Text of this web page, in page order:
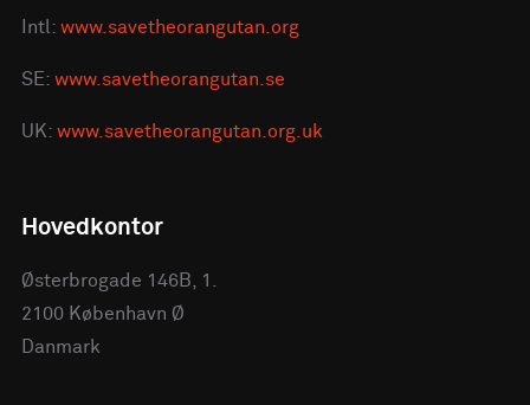
Intl: www.savetheorangutan.org
SE: www.savetheorangutan.se
UK: www.savetheorangutan.org.uk
Hovedkontor
Østerbrogade 146B, 1.
2100 København Ø
Danmark